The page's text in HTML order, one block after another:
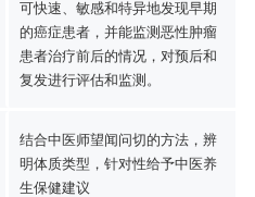
可快速、敏感和特异地发现早期
的癌症患者，并能监测恶性肿瘤
患者治疗前后的情况，对预后和
复发进行评估和监测。
结合中医师望闻问切的方法，辨
明体质类型，针对性给予中医养
生保健建议